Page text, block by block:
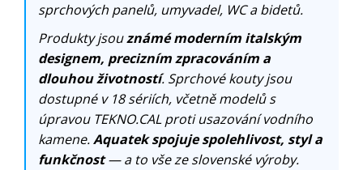
sprchových panelů, umyvadel, WC a bidetů.
Produkty jsouznámé moderním italským
designem, precizním zpracováním a
dlouhou životností. Sprchové kouty jsou
dostupné v 18 sériích, včetně modelů s
úpravou TEKNO.CAL proti usazování vodního
kamene.Aquatek spojuje spolehlivost, styl a
funkčnost— a to vše ze slovenské výroby.